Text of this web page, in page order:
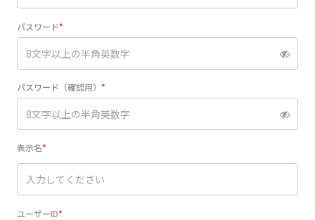
パスワード
パスワード（確認用）
表示名
ユーザーID